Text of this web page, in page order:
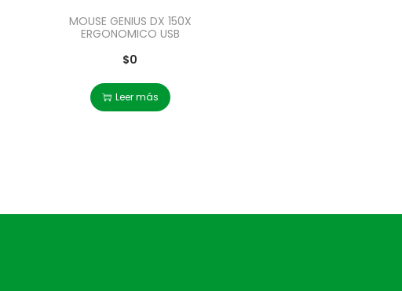
MOUSE GENIUS DX 150X
ERGONOMICO USB
$0
Leer más